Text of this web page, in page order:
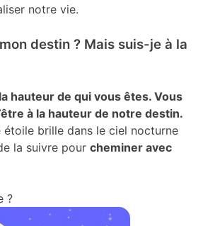
notre vie.
destin ? Mais suis-je à la
hauteur de qui vous êtes. Vous
à la hauteur de notre destin.
étoile brille dans le ciel nocturne
la suivre pour cheminer avec
?